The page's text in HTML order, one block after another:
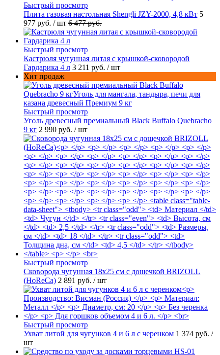
Быстрый просмотр
Плита газовая настольная Shengli JZY-2000, 4,8 кВт 5
977 руб. / шт 6 477 руб.
Быстрый просмотр
Кастрюля чугунная литая с крышкой-сковородой
Гардарика 4 л 3 211 руб. / шт
Хит продаж
Быстрый просмотр
Уголь древесный премиальный Black Buffalo Quebracho
9 кг 2 990 руб. / шт
Быстрый просмотр
Сковорода чугунная 18х25 см с дощечкой BRIZOLL
(HoReCa) 2 891 руб. / шт
Быстрый просмотр
Ухват литой для чугунков 4 и 6 л с черенком 1 374 руб. /
шт